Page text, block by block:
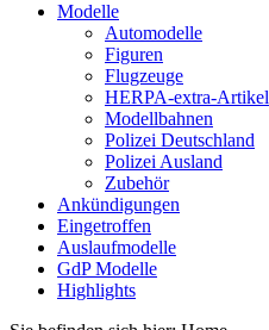
Modelle
Automodelle
Figuren
Flugzeuge
HERPA-extra-Artikel
Modellbahnen
Polizei Deutschland
Polizei Ausland
Zubehör
Ankündigungen
Eingetroffen
Auslaufmodelle
GdP Modelle
Highlights